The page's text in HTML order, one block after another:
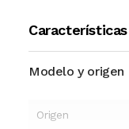
Modelo y origen
Origen